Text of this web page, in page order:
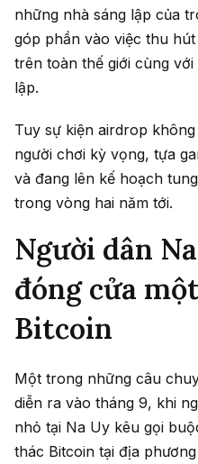
những nhà sáng lập của
góp phần vào việc thu
trên toàn thế giới cùng
lập.
Tuy sự kiện airdrop
người chơi kỳ vọng, tựa
và đang lên kế hoạch
trong vòng hai năm tới.
Người dân
đóng cửa
Bitcoin
Một trong những câu
diễn ra vào tháng 9, khi
nhỏ tại Na Uy kêu gọi
thác Bitcoin tại địa